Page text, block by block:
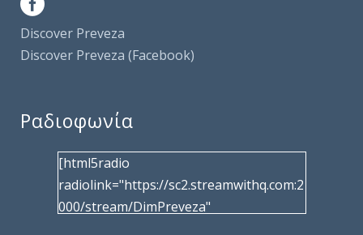
Discover Preveza
Discover Preveza (Facebook)
Ραδιοφωνία
[html5radio
radiolink="https://sc2.streamwithq.com:2
000/stream/DimPreveza"